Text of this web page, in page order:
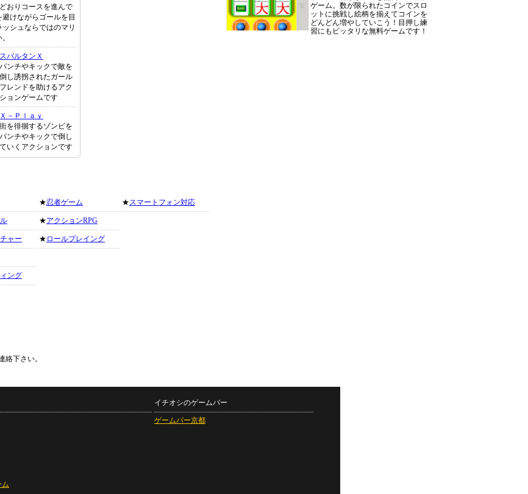
どおりコースを進んで
けながらゴールを目
シュならではのマリ
スパルタンＸ
パンチやキックで敵を
倒し誘拐されたガール
フレンドを助けるアク
ションゲームです
Ｘ－Ｐｌａｙ
街を徘徊するゾンビを
パンチやキックで倒し
ていくアクションです
ャー
ング
★忍者ゲーム
★アクションRPG
★ ロールプレイング
★スマートフォン対応
絡下さい。
ゲーム。数が限られたコインでスロ
ットに挑戦し絵柄を揃えてコインを
どんどん増やしていこう！目押し練
習にもピッタリな無料ゲームです！
ム
イチオシのゲームバー
ゲームバー京都